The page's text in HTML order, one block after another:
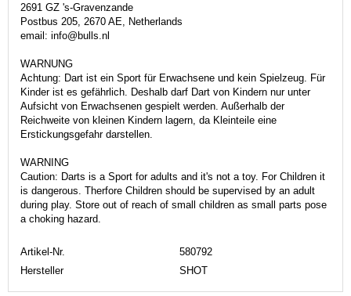
2691 GZ 's-Gravenzande
Postbus 205, 2670 AE, Netherlands
email: info@bulls.nl
WARNUNG
Achtung: Dart ist ein Sport für Erwachsene und kein Spielzeug. Für
Kinder ist es gefährlich. Deshalb darf Dart von Kindern nur unter
Aufsicht von Erwachsenen gespielt werden. Außerhalb der
Reichweite von kleinen Kindern lagern, da Kleinteile eine
Erstickungsgefahr darstellen.
WARNING
Caution: Darts is a Sport for adults and it's not a toy. For Children it
is dangerous. Therfore Children should be supervised by an adult
during play. Store out of reach of small children as small parts pose
a choking hazard.
Artikel-Nr.
580792
Hersteller
SHOT